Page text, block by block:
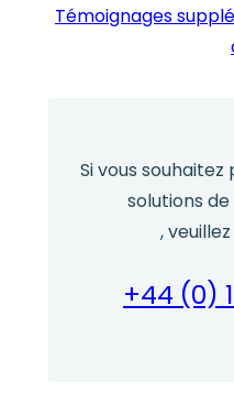
Témoignages
Si vous
solutions
,
+44 (0)